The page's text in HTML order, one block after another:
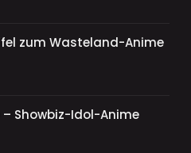
zum Wasteland-Anime
– Showbiz-Idol-Anime